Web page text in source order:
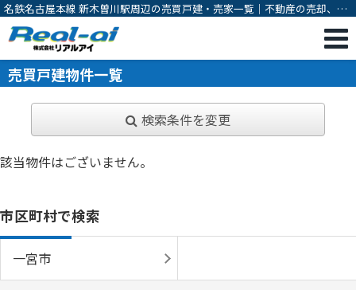
名鉄名古屋本線 新木曽川駅周辺の売買戸建・売家一覧｜不動産の売却、購
入なら一宮市の不動産会社 株式会社リアルアイ
売買戸建物件一覧
検索条件を変更
該当物件はございません。
市区町村で検索
一宮市